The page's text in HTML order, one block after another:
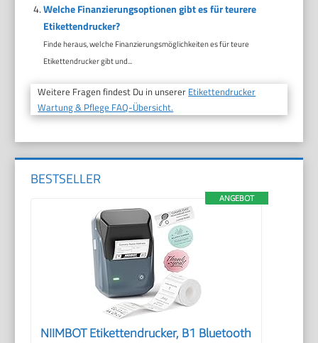
Welche Finanzierungsoptionen gibt es für teurere
Etikettendrucker?
Finde heraus, welche Finanzierungsmöglichkeiten es für teure
Etikettendrucker gibt und...
Weitere Fragen findest Du in unserer Etikettendrucker
Wartung & Pflege FAQ-Übersicht.
BESTSELLER
ANGEBOT
NIIMBOT Etikettendrucker, B1 Bluetooth